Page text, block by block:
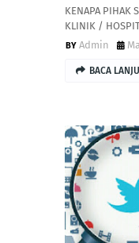
KENAPA PIHAK
KLINIK /
Admin
BACA